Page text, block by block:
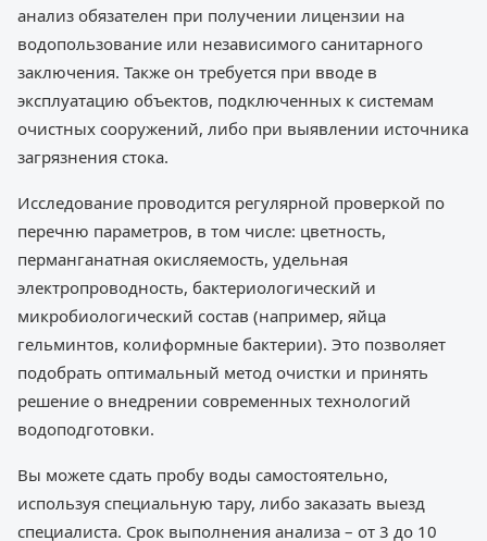
анализ обязателен при получении лицензии на
водопользование или независимого санитарного
заключения. Также он требуется при вводе в
эксплуатацию объектов, подключенных к системам
очистных сооружений, либо при выявлении источника
загрязнения стока.
Исследование проводится регулярной проверкой по
перечню параметров, в том числе: цветность,
перманганатная окисляемость, удельная
электропроводность, бактериологический и
микробиологический состав (например, яйца
гельминтов, колиформные бактерии). Это позволяет
подобрать оптимальный метод очистки и принять
решение о внедрении современных технологий
водоподготовки.
Вы можете сдать пробу воды самостоятельно,
используя специальную тару, либо заказать выезд
специалиста. Срок выполнения анализа – от 3 до 10